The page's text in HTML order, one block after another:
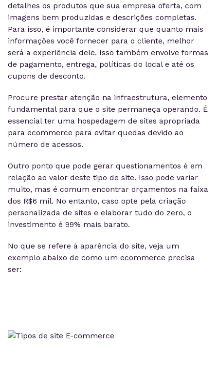
detalhes os produtos que sua empresa oferta, com
imagens bem produzidas e descrições completas.
Para isso, é importante considerar que quanto mais
informações você fornecer para o cliente, melhor
será a experiência dele. Isso também envolve formas
de pagamento, entrega, políticas do local e até os
cupons de desconto.
Procure prestar atenção na infraestrutura, elemento
fundamental para que o site permaneça operando. É
essencial ter uma hospedagem de sites apropriada
para ecommerce para evitar quedas devido ao
número de acessos.
Outro ponto que pode gerar questionamentos é em
relação ao valor deste tipo de site. Isso pode variar
muito, mas é comum encontrar orçamentos na faixa
dos R$6 mil. No entanto, caso opte pela criação
personalizada de sites e elaborar tudo do zero, o
investimento é 99% mais barato.
No que se refere à aparência do site, veja um
exemplo abaixo de como um ecommerce precisa
ser: